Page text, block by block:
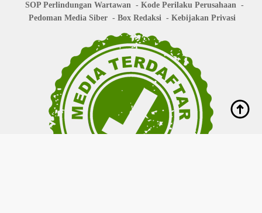
SOP Perlindungan Wartawan
Kode Perilaku Perusahaan
Pedoman Media Siber
Box Redaksi Kebijakan Privasi